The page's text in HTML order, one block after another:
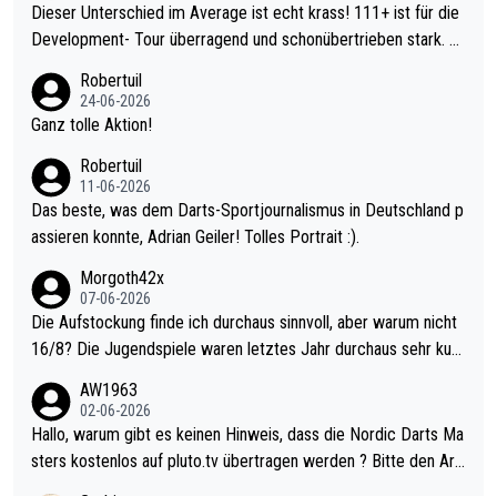
Dieser Unterschied im Average ist echt krass! 111+ ist für die
Development- Tour überragend und schonübertrieben stark. U
mal 40+ erst recht. Da gewinnst keinen Blumentopf - ist ja noc
h krasser wie ein Pokalspiel eines Kreisligisten vs einem Bund
Robertuil
24-06-2026
Ganz tolle Aktion!
Robertuil
11-06-2026
Das beste, was dem Darts-Sportjournalismus in Deutschland p
assieren konnte, Adrian Geiler! Tolles Portrait :).
Morgoth42x
07-06-2026
Die Aufstockung finde ich durchaus sinnvoll, aber warum nicht
16/8? Die Jugendspiele waren letztes Jahr durchaus sehr kurz
Allerdings ist Mitchell Lawrie als Nummer 1 der Welt eh qualifi
ziert. Somit ändert die automatische Qualifikation des Weltmei
sters erstmal nichts. Ich denke sie wollen damit für nächstes J
AW1963
02-06-2026
Hallo, warum gibt es keinen Hinweis, dass die Nordic Darts Ma
sters kostenlos auf pluto.tv übertragen werden ? Bitte den Arti